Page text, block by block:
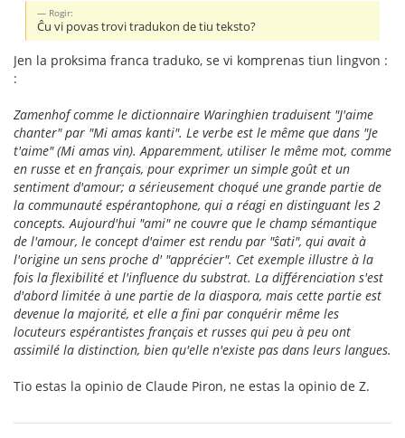
Rogir:
Ĉu vi povas trovi tradukon de tiu teksto?
Jen la proksima franca traduko, se vi komprenas tiun lingvon :
:
Zamenhof comme le dictionnaire Waringhien traduisent "J'aime
chanter" par "Mi amas kanti". Le verbe est le même que dans "Je
t'aime" (Mi amas vin). Apparemment, utiliser le même mot, comme
en russe et en français, pour exprimer un simple goût et un
sentiment d'amour; a sérieusement choqué une grande partie de
la communauté espérantophone, qui a réagi en distinguant les 2
concepts. Aujourd'hui "ami" ne couvre que le champ sémantique
de l'amour, le concept d'aimer est rendu par "ŝati", qui avait à
l'origine un sens proche d' "apprécier". Cet exemple illustre à la
fois la flexibilité et l'influence du substrat. La différenciation s'est
d'abord limitée à une partie de la diaspora, mais cette partie est
devenue la majorité, et elle a fini par conquérir même les
locuteurs espérantistes français et russes qui peu à peu ont
assimilé la distinction, bien qu'elle n'existe pas dans leurs langues.
Tio estas la opinio de Claude Piron, ne estas la opinio de Z.